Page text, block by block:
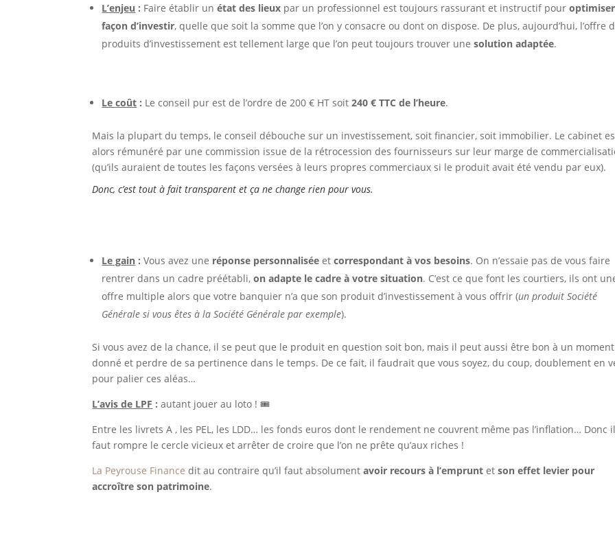
L’enjeu : Faire établir unétat des lieux par un professionnel est toujours rassurant et instructif pour
façon d’investir, quelle que soit la somme que l’on y consacre ou dont on dispose. De plus, aujourd’hui, l’offre
produits d’investissement est tellement large que l’on peut toujours trouver unesolution adaptée.
Le coût : Le conseil pur est de l’ordre de 200 € HT soit240 € TTC de l’heure.
Mais la plupart du temps, le conseil débouche sur un investissement, soit financier, soit immobilier. Le cabinet
alors rémunéré par une commission issue de la rétrocession des fournisseurs sur leur marge de
(qu’ils auraient de toutes les façons versées à leurs propres commerciaux si le produit avait été vendu par eux).
Donc, c’est tout à fait transparent et ça ne change rien pour vous.
Le gain : Vous avez une réponse personnalisée etcorrespondant à vos besoins. On n’essaie pas de vous faire
rentrer dans un cadre préétabli,on adapte le cadre à votre situation. C’est ce que font les courtiers, ils ont
offre multiple alors que votre banquier n’a que son produit d’investissement à vous offrir (un produit Société
Générale si vous êtes à la Société Générale par exemple).
Si vous avez de la chance, il se peut que le produit en question soit bon, mais il peut aussi être bon à un moment
donné et perdre de sa pertinence dans le temps. De ce fait, il faudrait que vous soyez, du coup, doublement en
pour palier ces aléas…
L’avis de LPF : autant jouer au loto ! 🎟
Entre les livrets A , les PEL, les LDD… les fonds euros dont le rendement ne couvrent même pas l’inflation… Donc
faut rompre le cercle vicieux et arrêter de croire que l’on ne prête qu’aux riches !
La Peyrouse Finance dit au contraire qu’il faut absolumentavoir recours à l’emprunt etson effet levier pour
accroître son patrimoine.